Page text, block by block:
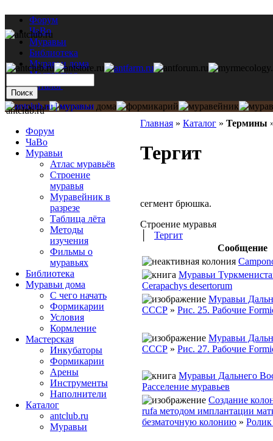
Форум
ЧаВо
Муравьи
Библиотека
Муравьи дома
Мастерская
Каталог
Главная » Каталог » Термины
Тергит
сегмент брюшка.
Строение муравья
Тергит
Сообщение
Муравьи
Cerapachys desertorum
Муравьи
СССР » Рис. 25. Рабочие
Муравьи
СССР » Рис. 27. Рабочие
Муравьи Дальнего
Расселение муравьев
Создание
rufa методом имплантации
безматочную колонию »
antclub.ru
Форум
ЧаВо
Муравьи
Атлас муравьёв
Строение
муравья
Муравейник в
разрезе
Таблица лёта
Методы
изучения
Фильмы о
муравьях
Библиотека
Муравьи дома
С чего начать
Формикарии
Условия
Кормление
Мастерская
Инкубаторы
Формикарии
Арены
Инструменты
Наполнители
Каталог
antclub.ru
Муравьи